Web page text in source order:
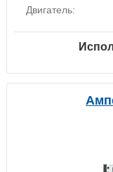
Двигатель: